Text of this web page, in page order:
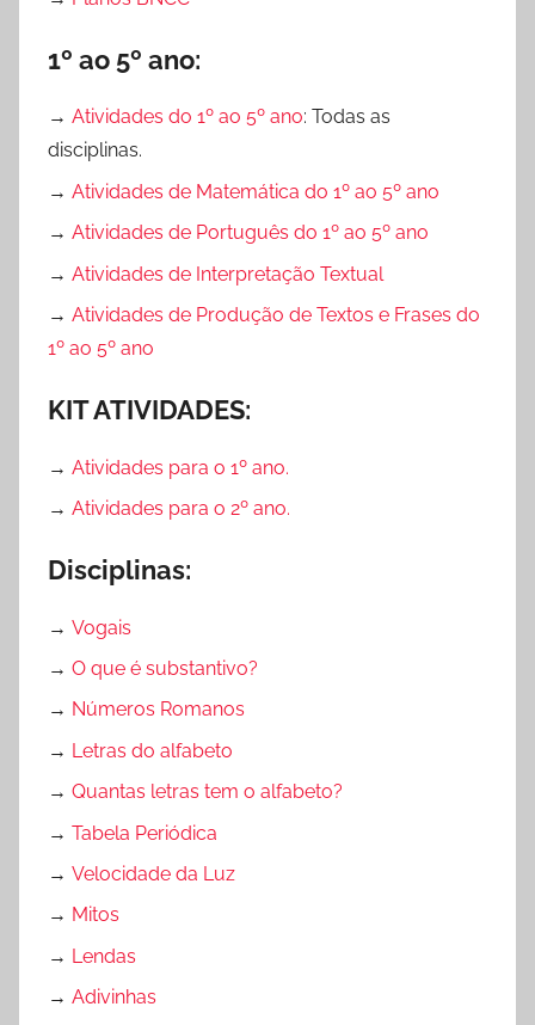
L
d
i
N
m
r
1º ao 5º ano:
→ Atividades do 1º ao 5º ano: Todas as
disciplinas.
→ Atividades de Matemática do 1º ao 5º ano
→ Atividades de Português do 1º ao 5º ano
→ Atividades de Interpretação Textual
→ Atividades de Produção de Textos e Frases do
1º ao 5º ano
KIT ATIVIDADES:
→ Atividades para o 1º ano.
→ Atividades para o 2º ano.
Disciplinas:
→ Vogais
→ O que é substantivo?
→ Números Romanos
→ Letras do alfabeto
→ Quantas letras tem o alfabeto?
→ Tabela Periódica
→ Velocidade da Luz
→ Mitos
→ Lendas
→ Adivinhas